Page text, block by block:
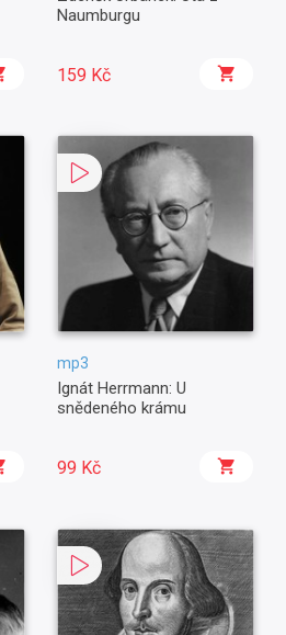
Naumburgu
159 Kč
mp3
Ignát Herrmann: U
snědeného krámu
99 Kč